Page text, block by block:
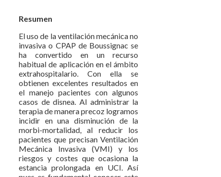
Resumen
El uso de la ventilación mecánica no
invasiva o CPAP de Boussignac se
ha convertido en un recurso
habitual de aplicación en el ámbito
extrahospitalario. Con ella se
obtienen excelentes resultados en
el manejo pacientes con algunos
casos de disnea. Al administrar la
terapia de manera precoz logramos
incidir en una disminución de la
morbi-mortalidad, al reducir los
pacientes que precisan Ventilación
Mecánica Invasiva (VMI) y los
riesgos y costes que ocasiona la
estancia prolongada en UCI. Así